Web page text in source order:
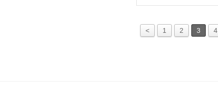
< 1 2 3 4